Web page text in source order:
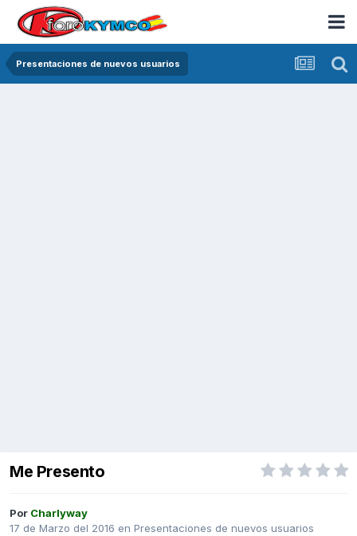
Presentaciones de nuevos usuarios
Me Presento
Por Charlyway
17 de Marzo del 2016 en Presentaciones de nuevos usuarios